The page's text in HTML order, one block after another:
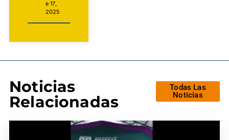
e 17,
2025
Noticias
Relacionadas
Todas Las
Noticias